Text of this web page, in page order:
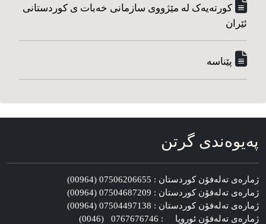
کورته‌یه‌ک له مێژووی سازمانی خه‌بات ی کوردستانی
ئێران
پێناسه‌
په‌یوه‌ندی گرتن
ژماره‌ی ته‌له‌فۆن کوردستان : 07506206655 (00964)
ژماره‌ی ته‌له‌فۆن کوردستان : 07504687209 (00964)
ژماره‌ی ته‌له‌فۆن کوردستان : 07504497138 (00964)
ژماره‌ی ته‌له‌فۆن ئوروپا : 0767676746 (0046)